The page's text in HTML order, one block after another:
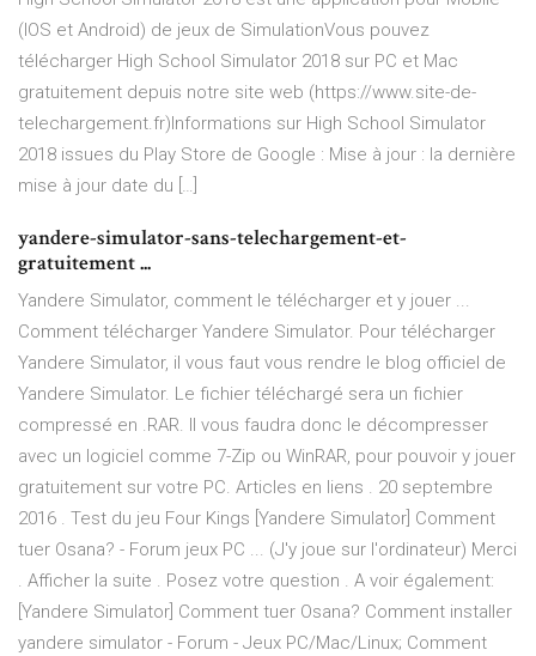
(IOS et Android) de jeux de SimulationVous pouvez
télécharger High School Simulator 2018 sur PC et Mac
gratuitement depuis notre site web (https://www.site-de-
telechargement.fr)Informations sur High School Simulator
2018 issues du Play Store de Google : Mise à jour : la dernière
mise à jour date du […]
yandere-simulator-sans-telechargement-et-
gratuitement ...
Yandere Simulator, comment le télécharger et y jouer ...
Comment télécharger Yandere Simulator. Pour télécharger
Yandere Simulator, il vous faut vous rendre le blog officiel de
Yandere Simulator. Le fichier téléchargé sera un fichier
compressé en .RAR. Il vous faudra donc le décompresser
avec un logiciel comme 7-Zip ou WinRAR, pour pouvoir y jouer
gratuitement sur votre PC. Articles en liens . 20 septembre
2016 . Test du jeu Four Kings [Yandere Simulator] Comment
tuer Osana? - Forum jeux PC ... (J'y joue sur l'ordinateur) Merci
. Afficher la suite . Posez votre question . A voir également:
[Yandere Simulator] Comment tuer Osana? Comment installer
yandere simulator - Forum - Jeux PC/Mac/Linux; Comment